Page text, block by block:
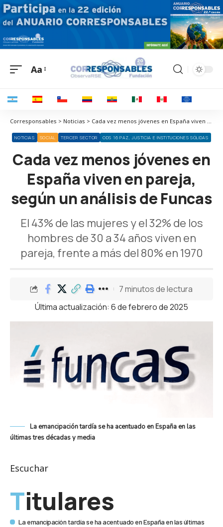
Aa
Corresponsables > Noticias > Cada vez menos jóvenes en España viven en pareja, según un análisis de Funcas
NOTICIAS SOCIAL TERCER SECTOR ODS 16 PAZ, JUSTICIA E INSTITUCIONES SÓLIDAS
Cada vez menos jóvenes en
España viven en pareja,
según un análisis de Funcas
El 43% de las mujeres y el 32% de los
hombres de 30 a 34 años viven en
pareja, frente a más del 80% en 1970
Última actualización: 6 de febrero de 2025
7 minutos de lectura
La emancipación tardía se ha acentuado en España en las
últimas tres décadas y media
Escuchar
Titulares
La emancipación tardía se ha acentuado en España en las últimas